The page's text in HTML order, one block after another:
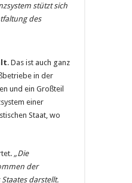
stützt sich
des
. Das ist auch ganz
in der
und ein Großteil
einer
Staat, wo
„Die
der
darstellt.